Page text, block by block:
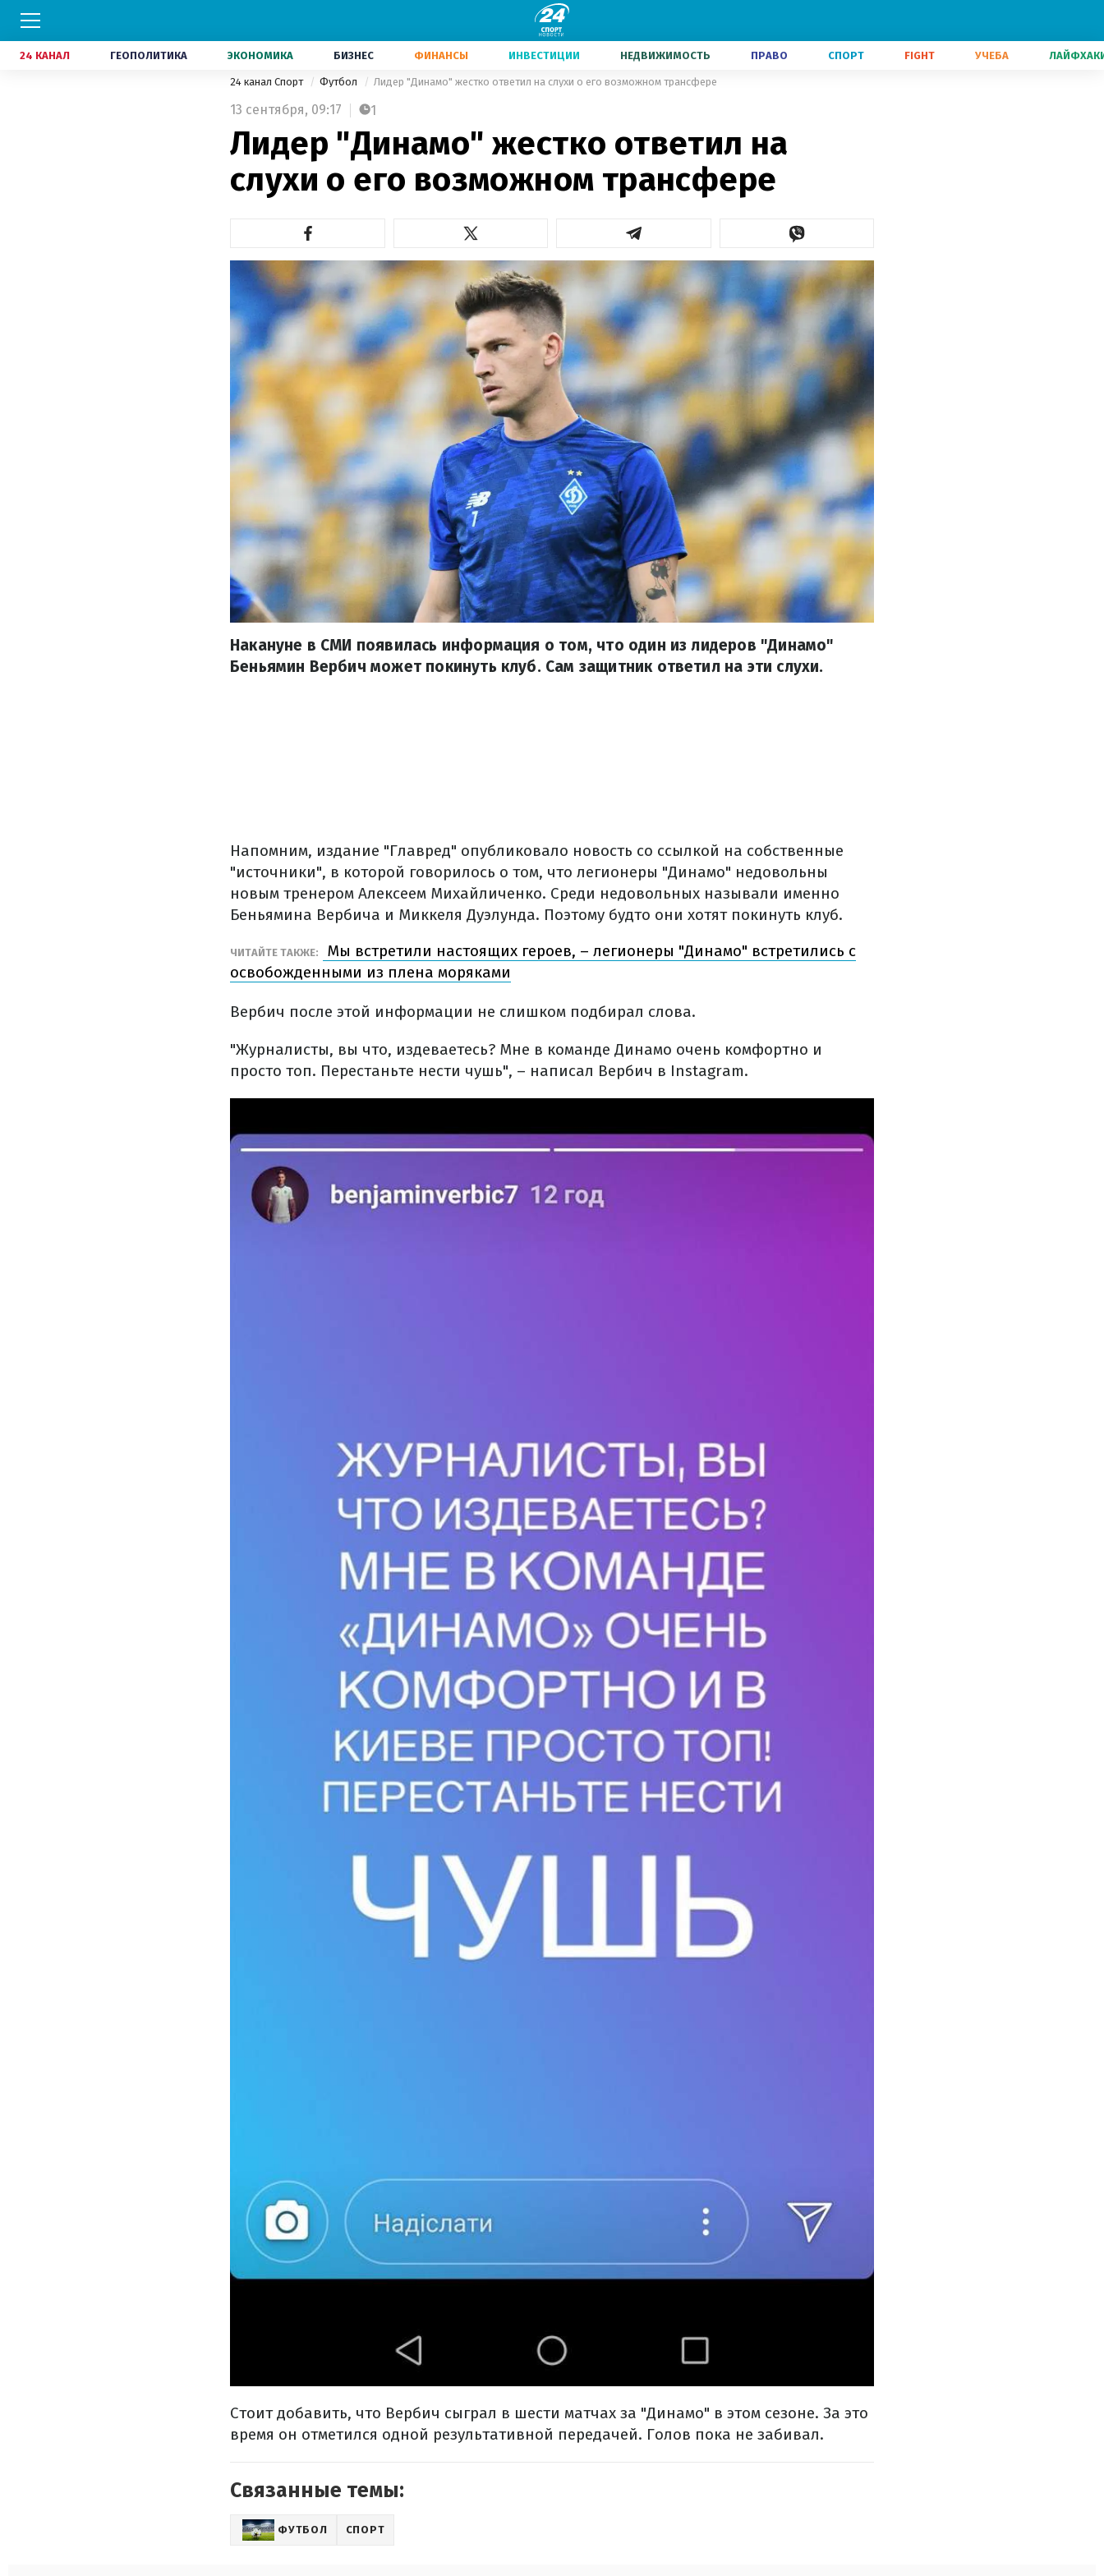
24 КАНАЛ ГЕОПОЛИТИКА ЭКОНОМИКА БИЗНЕС ФИНАНСЫ ИНВЕСТИЦИИ НЕДВИЖИМОСТЬ ПРАВО СПОРТ FIGHT УЧЕБА
24 канал Спорт Футбол Лидер "Динамо" жестко ответил на слухи о его возможном трансфере
13 сентября, 09:17 1
Лидер "Динамо" жестко ответил на
слухи о его возможном трансфере
Накануне в СМИ появилась информация о том, что один из лидеров "Динамо"
Беньямин Вербич может покинуть клуб. Сам защитник ответил на эти слухи.
Напомним, издание "Главред" опубликовало новость со ссылкой на собственные
"источники", в которой говорилось о том, что легионеры "Динамо" недовольны
новым тренером Алексеем Михайличенко. Среди недовольных называли именно
Беньямина Вербича и Миккеля Дуэлунда. Поэтому будто они хотят покинуть клуб.
ЧИТАЙТЕ ТАКЖЕ:
Мы встретили настоящих героев, – легионеры "Динамо" встретились с
освобожденными из плена моряками
Вербич после этой информации не слишком подбирал слова.
"Журналисты, вы что, издеваетесь? Мне в команде Динамо очень комфортно и
просто топ. Перестаньте нести чушь", – написал Вербич в Instagram.
Стоит добавить, что Вербич сыграл в шести матчах за "Динамо" в этом сезоне. За это
время он отметился одной результативной передачей. Голов пока не забивал.
Связанные темы:
ФУТБОЛ СПОРТ